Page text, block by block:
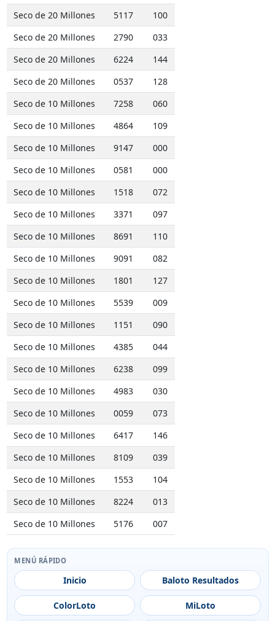
Seco de 20 Millones
5117
100
Seco de 20 Millones
2790
033
Seco de 20 Millones
6224
144
Seco de 20 Millones
0537
128
Seco de 10 Millones
7258
060
Seco de 10 Millones
4864
109
Seco de 10 Millones
9147
000
Seco de 10 Millones
0581
000
Seco de 10 Millones
1518
072
Seco de 10 Millones
3371
097
Seco de 10 Millones
8691
110
Seco de 10 Millones
9091
082
Seco de 10 Millones
1801
127
Seco de 10 Millones
5539
009
Seco de 10 Millones
1151
090
Seco de 10 Millones
4385
044
Seco de 10 Millones
6238
099
Seco de 10 Millones
4983
030
Seco de 10 Millones
0059
073
Seco de 10 Millones
6417
146
Seco de 10 Millones
8109
039
Seco de 10 Millones
1553
104
Seco de 10 Millones
8224
013
Seco de 10 Millones
5176 007
MENÚ RÁPIDO
Inicio Baloto Resultados
ColorLoto MiLoto